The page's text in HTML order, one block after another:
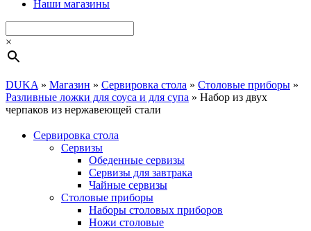
Наши магазины
×
DUKA » Магазин » Сервировка стола » Столовые приборы »
Разливные ложки для соуса и для супа » Набор из двух
черпаков из нержавеющей стали
Сервировка стола
Cервизы
Обеденные сервизы
Сервизы для завтрака
Чайные сервизы
Столовые приборы
Наборы столовых приборов
Ножи столовые